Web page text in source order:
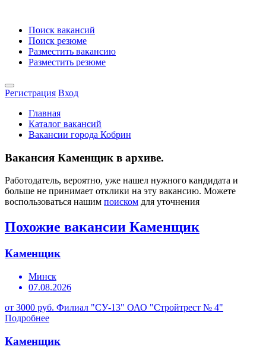
Поиск вакансий
Поиск резюме
Разместить вакансию
Разместить резюме
Регистрация Вход
Главная
Каталог вакансий
Вакансии города Кобрин
Вакансия Каменщик в архиве.
Работодатель, вероятно, уже нашел нужного кандидата и
больше не принимает отклики на эту вакансию. Можете
воспользоваться нашим поиском для уточнения
Похожие вакансии Каменщик
Каменщик
Минск
07.08.2026
от 3000 руб. Филиал "СУ-13" ОАО "Стройтрест № 4"
Подробнее
Каменщик